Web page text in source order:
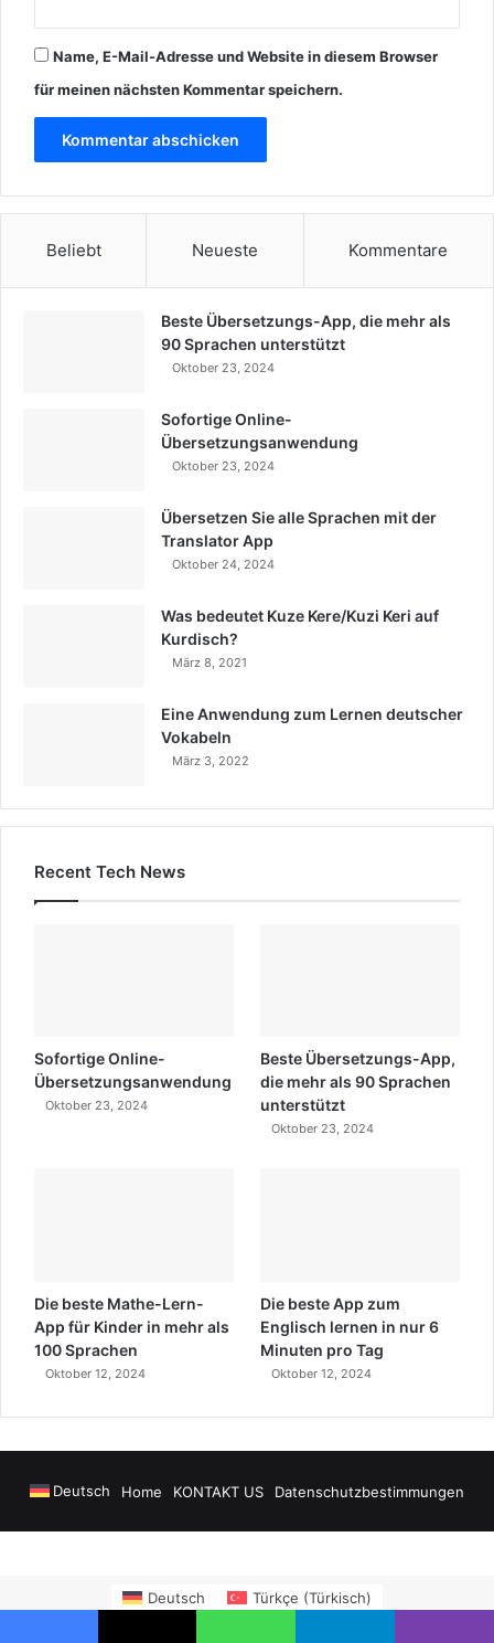
Name, E-Mail-Adresse und Website in diesem Browser
für meinen nächsten Kommentar speichern.
Beliebt Neueste Kommentare
Beste Übersetzungs-App, die mehr als
90 Sprachen unterstützt
Oktober 23, 2024
Sofortige Online-
Übersetzungsanwendung
Oktober 23, 2024
Übersetzen Sie alle Sprachen mit der
Translator App
Oktober 24, 2024
Was bedeutet Kuze Kere/Kuzi Keri auf
Kurdisch?
März 8, 2021
Eine Anwendung zum Lernen deutscher
Vokabeln
März 3, 2022
Recent Tech News
Sofortige Online-
Übersetzungsanwendung
Oktober 23, 2024
Beste Übersetzungs-App,
die mehr als 90 Sprachen
unterstützt
Oktober 23, 2024
Die beste Mathe-Lern-
App für Kinder in mehr als
100 Sprachen
Oktober 12, 2024
Die beste App zum
Englisch lernen in nur 6
Minuten pro Tag
Oktober 12, 2024
Deutsch Home KONTAKT US Datenschutzbestimmungen
Deutsch Türkçe (Türkisch)